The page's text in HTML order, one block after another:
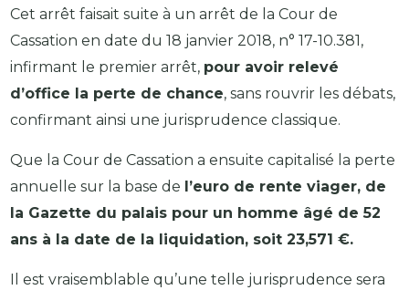
Cet arrêt faisait suite à un arrêt de la Cour de
Cassation en date du 18 janvier 2018, n° 17-10.381,
infirmant le premier arrêt, pour avoir relevé
d’office la perte de chance, sans rouvrir les débats,
confirmant ainsi une jurisprudence classique.
Que la Cour de Cassation a ensuite capitalisé la perte
annuelle sur la base de l’euro de rente viager, de
la Gazette du palais pour un homme âgé de 52
ans à la date de la liquidation, soit 23,571 €.
Il est vraisemblable qu’une telle jurisprudence sera